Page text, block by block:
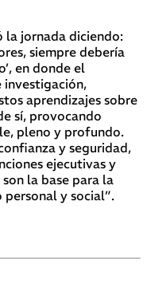
la jornada diciendo:
siempre debería
en donde el
investigación,
aprendizajes sobre
sí, provocando
pleno y profundo.
y seguridad,
ejecutivas y
la base para la
y social”.